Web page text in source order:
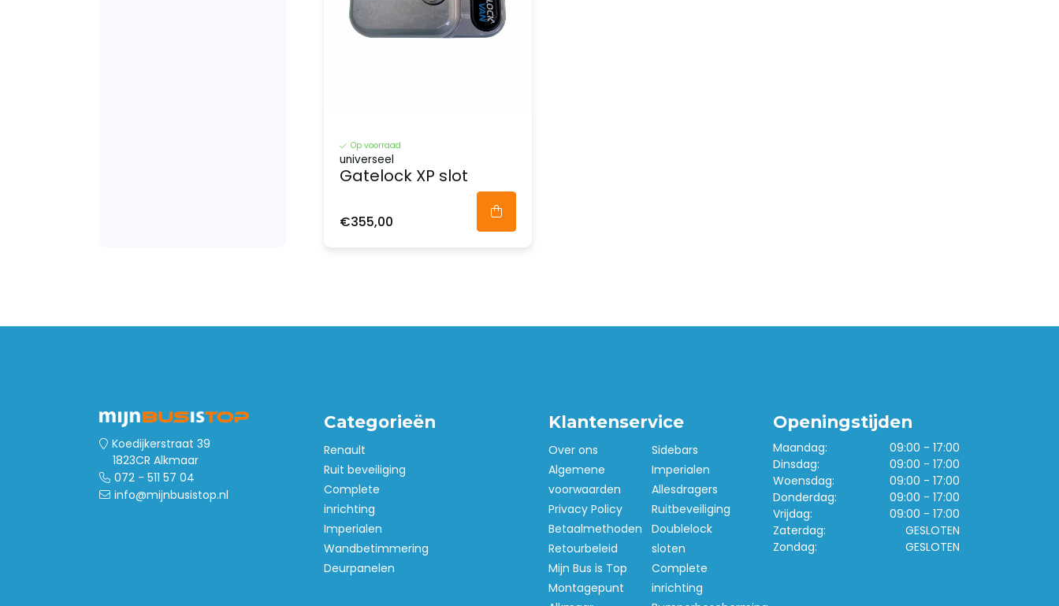
Op voorraad
universeel
Gatelock XP slot
€355,00
Koedijkerstraat 39
1823CR Alkmaar
072 - 511 57 04
info@mijnbusistop.nl
Categorieën
Renault
Ruit beveiliging
Complete
inrichting
Imperialen
Wandbetimmering
Deurpanelen
Klantenservice
Over ons
Algemene
voorwaarden
Privacy Policy
Betaalmethoden
Retourbeleid
Mijn Bus is Top
Montagepunt
Sidebars
Imperialen
Allesdragers
Ruitbeveiliging
Doublelock
sloten
Complete
inrichting
Openingstijden
Maandag:
09:00 - 17:00
Dinsdag:
09:00 - 17:00
Woensdag:
09:00 - 17:00
Donderdag:
09:00 - 17:00
Vrijdag:
09:00 - 17:00
Zaterdag:
GESLOTEN
Zondag:
GESLOTEN